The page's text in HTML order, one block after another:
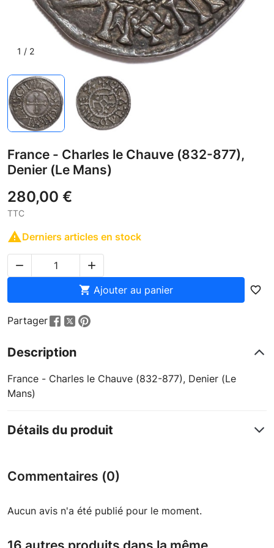
1 / 2
France - Charles le Chauve (832-877),
Denier (Le Mans)
280,00 €
TTC
Derniers articles en stock


 Ajouter au panier favorite_border
Partager
Description
France - Charles le Chauve (832-877), Denier (Le
Mans)
Détails du produit
Commentaires (0)
Aucun avis n'a été publié pour le moment.